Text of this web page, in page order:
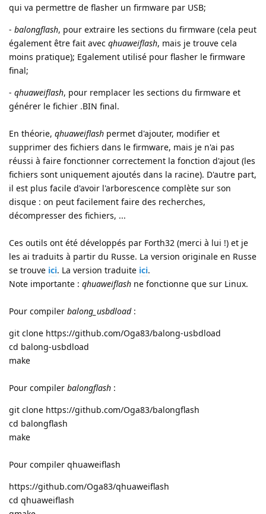
qui va permettre de flasher un firmware par USB;
- balongflash, pour extraire les sections du firmware (cela peut
également être fait avec qhuaweiflash, mais je trouve cela
moins pratique); Egalement utilisé pour flasher le firmware
final;
- qhuaweiflash, pour remplacer les sections du firmware et
générer le fichier .BIN final.
En théorie, qhuaweiflash permet d'ajouter, modifier et
supprimer des fichiers dans le firmware, mais je n'ai pas
réussi à faire fonctionner correctement la fonction d'ajout (les
fichiers sont uniquement ajoutés dans la racine). D'autre part,
il est plus facile d'avoir l'arborescence complète sur son
disque : on peut facilement faire des recherches,
décompresser des fichiers, ...
Ces outils ont été développés par Forth32 (merci à lui !) et je
les ai traduits à partir du Russe. La version originale en Russe
se trouve ici. La version traduite ici.
Note importante : qhuaweiflash ne fonctionne que sur Linux.
Pour compiler balong_usbdload:
git clone https://github.com/Oga83/balong-usbdload
cd balong-usbdload
make
Pour compiler balongflash :
git clone https://github.com/Oga83/balongflash
cd balongflash
make
Pour compiler qhuaweiflash
https://github.com/Oga83/qhuaweiflash
cd qhuaweiflash